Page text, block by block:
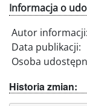
Informacja o
Autor informacji:
Data publikacji:
Osoba
Historia zmian: